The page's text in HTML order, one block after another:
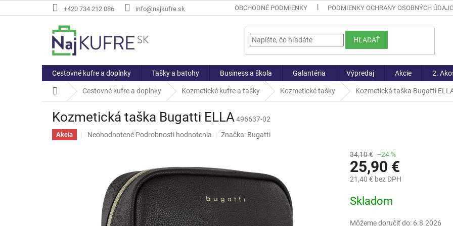
na
+420 734 212 086 info@najkufre.sk OBCHODNÉ PODMIENKY PODMIENKY OCHRANY OSOBNÝCH
HĽADAŤ
Cestovné kufre a doplnky Tašky a batohy Business a škola Galantéria Výpredaj Akcie 2.
DomovCestovné kufre a doplnky Kozmetické kufre a tašky Kozmetické tašky Kozmetická taška Bugatti
Kozmetická taška Bugatti ELLA496637-02
Akcia
Priemerné
hviezdičiek.
Neohodnotené Podrobnosti hodnotenia Značka: Bugatti
34,10 € –24 %
25,90 €
21,40 € bez DPH
cena:
Skladom
Môžeme doručiť do: 6.8.2026